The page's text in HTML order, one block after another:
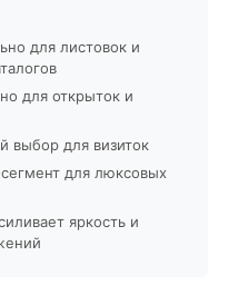
для листовок и
для открыток и
выбор для визиток
для люксовых
яркость и